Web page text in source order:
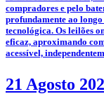
compradores e pelo
profundamente ao
tecnológica. Os leilões
eficaz, aproximando
acessível,
21 Agosto